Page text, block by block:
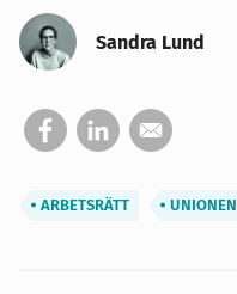
Sandra Lund
ARBETSRÄTT UNIONEN